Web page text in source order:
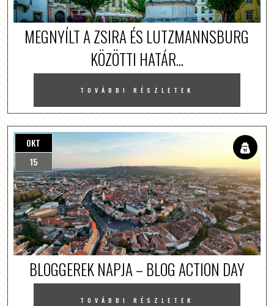
MEGNYÍLT A ZSIRA ÉS LUTZMANNSBURG
KÖZÖTTI HATÁR...
TOVÁBBI RÉSZLETEK
OKT
15
BLOGGEREK NAPJA – BLOG ACTION DAY
TOVÁBBI RÉSZLETEK